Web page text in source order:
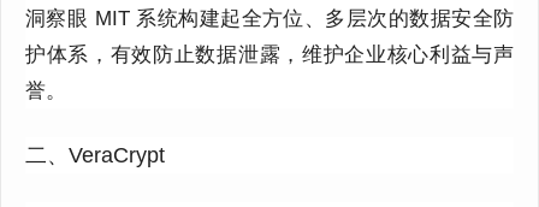
洞察眼 MIT 系统构建起全方位、多层次的数据安全防
护体系，有效防止数据泄露，维护企业核心利益与声
誉。
二、VeraCrypt